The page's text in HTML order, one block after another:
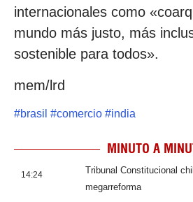
internacionales como
mundo más justo, más
sostenible para todos».
mem/lrd
#brasil #comercio #india
MINUTO A
14:24
Tribunal Constitucional
megarreforma